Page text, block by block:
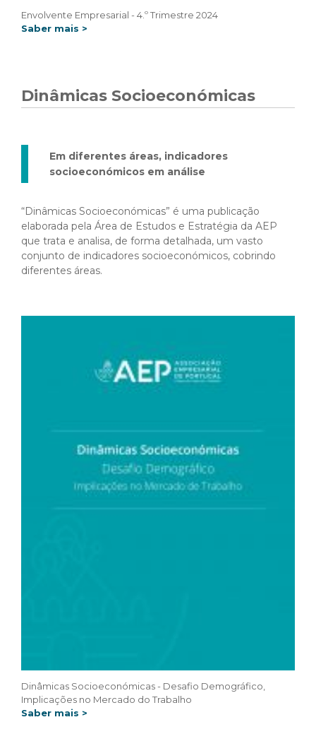
Envolvente Empresarial - 4.º Trimestre 2024
Saber mais >
Dinâmicas Socioeconómicas
Em diferentes áreas, indicadores
socioeconómicos em análise
“Dinâmicas Socioeconómicas” é uma publicação
elaborada pela Área de Estudos e Estratégia da AEP
que trata e analisa, de forma detalhada, um vasto
conjunto de indicadores socioeconómicos, cobrindo
diferentes áreas.
Dinâmicas Socioeconómicas - Desafio Demográfico,
Implicações no Mercado do Trabalho
Saber mais >